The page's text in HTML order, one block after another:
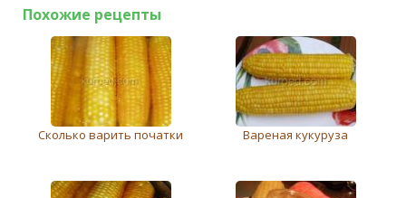
Похожие рецепты
Сколько варить початки Вареная кукуруза